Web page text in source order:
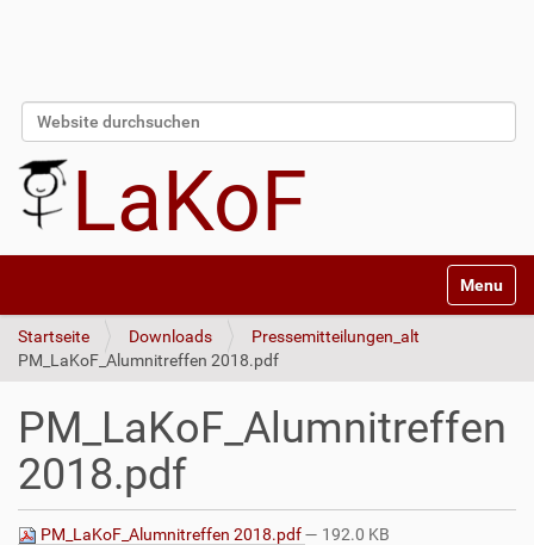
Website durchsuchen
LaKoF
Startseite Downloads
Pressemitteilungen_alt
PM_LaKoF_Alumnitreffen 2018.pdf
PM_LaKoF_Alumnitreffen
2018.pdf
PM_LaKoF_Alumnitreffen 2018.pdf— 192.0 KB